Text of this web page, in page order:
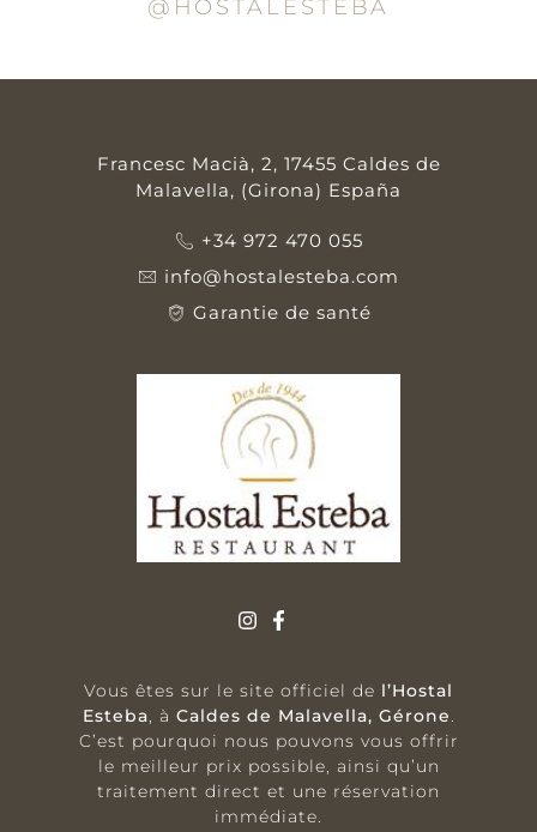
@HOSTALESTEBA
Francesc Macià, 2, 17455 Caldes de
Malavella, (Girona) España
+34 972 470 055
info@hostalesteba.com
Garantie de santé
Vous êtes sur le site officiel de l’Hostal
Esteba, à Caldes de Malavella, Gérone.
C’est pourquoi nous pouvons vous offrir
le meilleur prix possible, ainsi qu’un
traitement direct et une réservation
immédiate.